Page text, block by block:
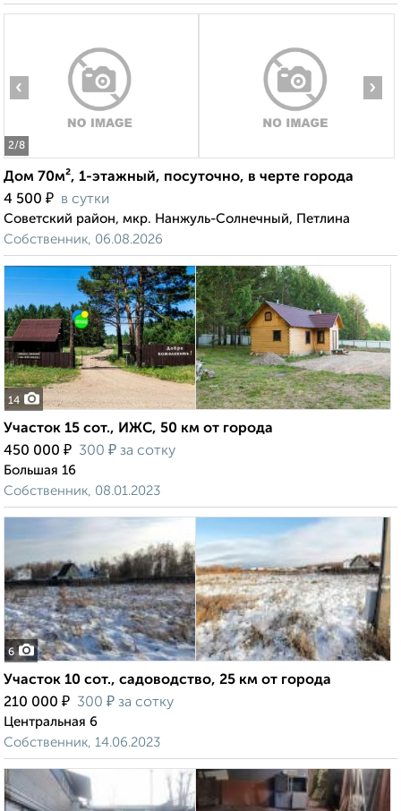
2/8
‹ ›
Дом 70м², 1-этажный, посуточно, в черте города
4 500 ₽ в сутки
Советский район, мкр. Нанжуль-Солнечный, Петлина
Собственник, 06.08.2026
14
Участок 15 сот., ИЖС, 50 км от города
450 000 ₽ 300 ₽ за сотку
Большая 16
Собственник, 08.01.2023
6
Участок 10 сот., садоводство, 25 км от города
210 000 ₽ 300 ₽ за сотку
Центральная 6
Собственник, 14.06.2023